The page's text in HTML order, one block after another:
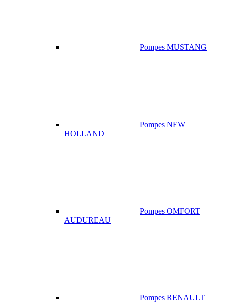
Pompes MUSTANG
Pompes NEW
HOLLAND
Pompes OMFORT
AUDUREAU
Pompes RENAULT